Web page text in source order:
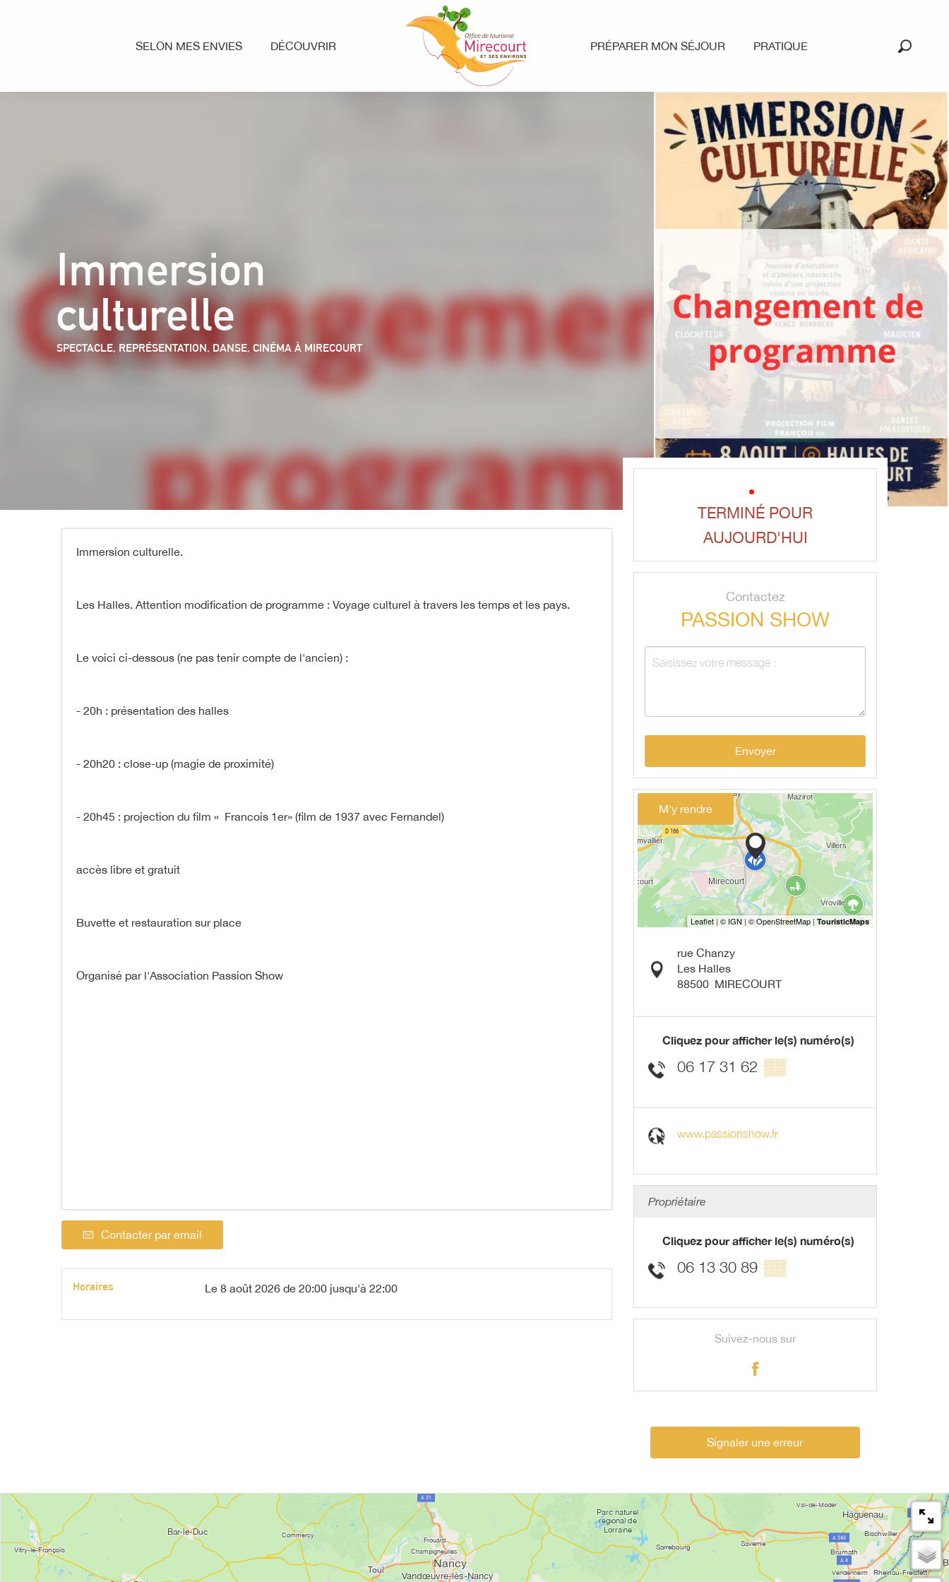
SELON MES ENVIES DÉCOUVRIR PRÉPARER MON SÉJOUR PRATIQUE
Immersion
culturelle
SPECTACLE, REPRÉSENTATION, DANSE, CINÉMA À MIRECOURT
Immersion culturelle.
Les Halles. Attention modification de programme : Voyage culturel à travers les temps et les pays.
Le voici ci-dessous (ne pas tenir compte de l'ancien) :
- 20h : présentation des halles
- 20h20 : close-up (magie de proximité)
- 20h45 : projection du film « Francois 1er» (film de 1937 avec Fernandel)
accès libre et gratuit
Buvette et restauration sur place
Organisé par l'Association Passion Show
Contacter par email
Horaires Le 8 août 2026 de 20:00 jusqu'à 22:00
TERMINÉ POUR
AUJOURD'HUI
Contactez
PASSION SHOW
Envoyer
M'y rendre
rue Chanzy
Les Halles
88500 MIRECOURT
Cliquez pour afficher le(s) numéro(s)
06 17 31 62 ▒▒
www.passionshow.fr
Propriétaire
Cliquez pour afficher le(s) numéro(s)
06 13 30 89 ▒▒
Suivez-nous sur
Signaler une erreur